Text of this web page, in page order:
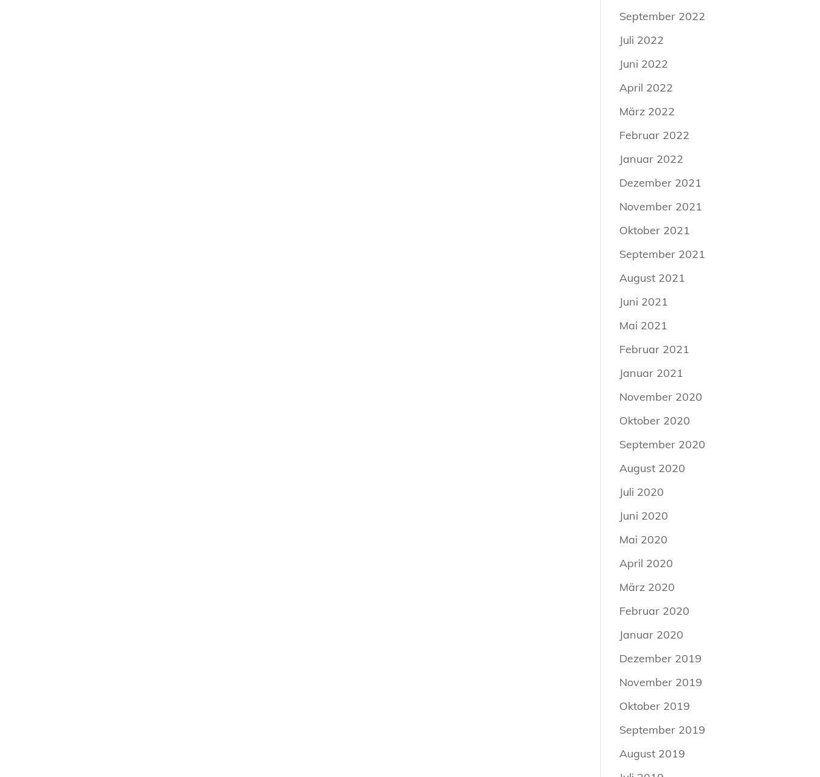
September 2022
Juli 2022
Juni 2022
April 2022
März 2022
Februar 2022
Januar 2022
Dezember 2021
November 2021
Oktober 2021
September 2021
August 2021
Juni 2021
Mai 2021
Februar 2021
Januar 2021
November 2020
Oktober 2020
September 2020
August 2020
Juli 2020
Juni 2020
Mai 2020
April 2020
März 2020
Februar 2020
Januar 2020
Dezember 2019
November 2019
Oktober 2019
September 2019
August 2019